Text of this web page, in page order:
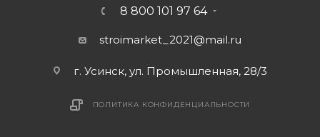
8 800 101 97 64
stroimarket_2021@mail.ru
г. Усинск, ул. Промышленная, 28/3
ПОЛИТИКА КОНФИДЕНЦИАЛЬНОСТИ